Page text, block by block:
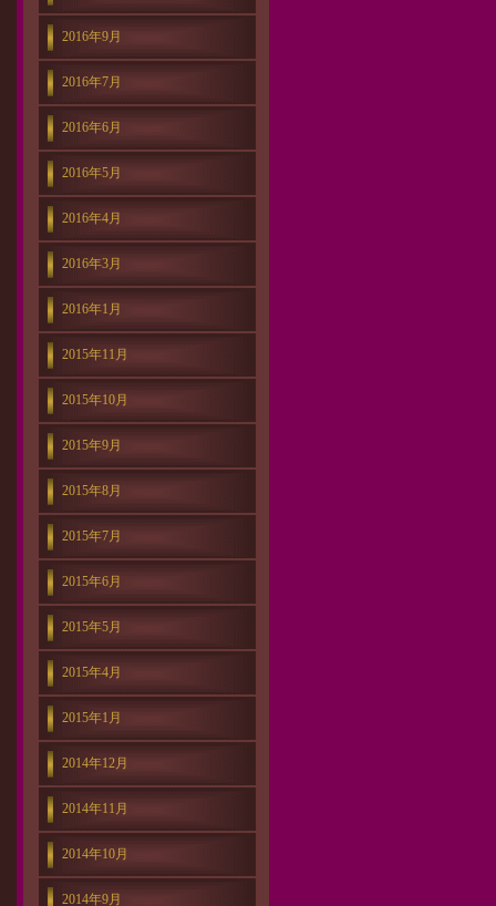
2016年9月
2016年7月
2016年6月
2016年5月
2016年4月
2016年3月
2016年1月
2015年11月
2015年10月
2015年9月
2015年8月
2015年7月
2015年6月
2015年5月
2015年4月
2015年1月
2014年12月
2014年11月
2014年10月
2014年9月